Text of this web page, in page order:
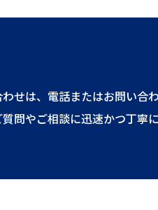
せは、電話またはお問い合
問やご相談に迅速かつ丁寧